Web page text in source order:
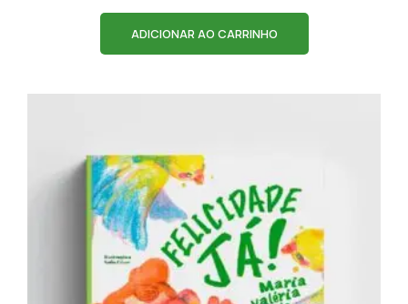
ADICIONAR AO CARRINHO